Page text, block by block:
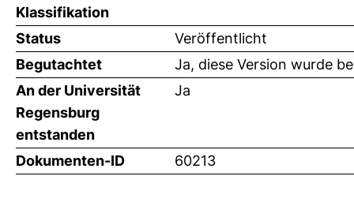
Klassifikation
Status
Veröffentlicht
Begutachtet
Ja, diese Version wurde
An der Universität
Regensburg
entstanden
Ja
Dokumenten-ID 60213